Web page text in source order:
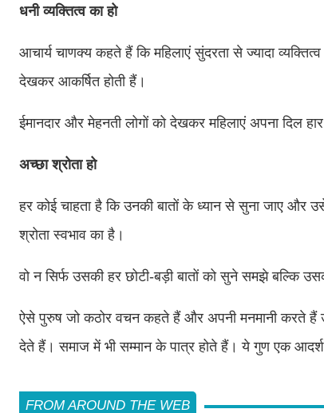
धनी व्यक्तित्व का हो
आचार्य चाणक्य कहते हैं कि महिलाएं सुंदरता से ज्यादा
देखकर आकर्षित होती हैं।
ईमानदार और मेहनती लोगों को देखकर महिलाएं अपना दिल
अच्छा श्रोता हो
हर कोई चाहता है कि उनकी बातों के ध्यान से सुना जाए और
श्रोता स्‍वभाव का है।
वो न सिर्फ उसकी हर छोटी-बड़ी बातों को सुने समझे बल्कि
ऐसे पुरुष जो कठोर वचन कहते हैं और अपनी मनमानी करते हैं
देते हैं। समाज में भी सम्मान के पात्र होते हैं। ये गुण एक आदर्श
FROM AROUND THE WEB